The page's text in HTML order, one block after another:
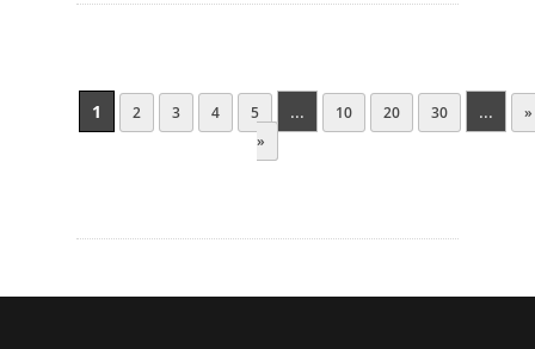
1 2 3 4 5 ... 10 20 30 ...
»
»